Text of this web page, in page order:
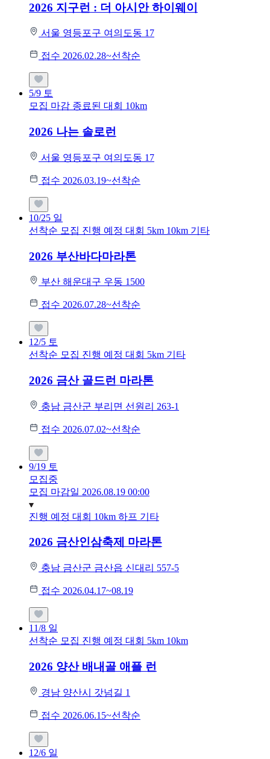
2026 지구런 : 더 아시안 하이웨이
서울 영등포구 여의도동 17
접수 2026.02.28~선착순
5/9 토
모집 마감 종료된 대회 10km
2026 나는 솔로런
서울 영등포구 여의도동 17
접수 2026.03.19~선착순
10/25 일
선착순 모집 진행 예정 대회 5km 10km 기타
2026 부산바다마라톤
부산 해운대구 우동 1500
접수 2026.07.28~선착순
12/5 토
선착순 모집 진행 예정 대회 5km 기타
2026 금산 골드런 마라톤
충남 금산군 부리면 선원리 263-1
접수 2026.07.02~선착순
9/19 토
모집중
모집 마감일 2026.08.19 00:00
진행 예정 대회 10km 하프 기타
2026 금산인삼축제 마라톤
충남 금산군 금산읍 신대리 557-5
접수 2026.04.17~08.19
11/8 일
선착순 모집 진행 예정 대회 5km 10km
2026 양산 배내골 애플 런
경남 양산시 갓넘길 1
접수 2026.06.15~선착순
12/6 일